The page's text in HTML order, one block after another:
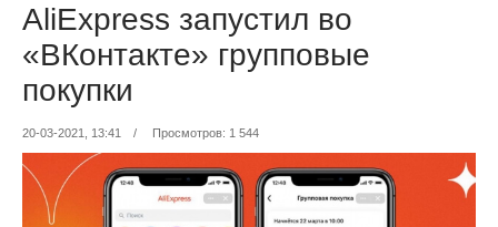
AliExpress запустил во
«ВКонтакте» групповые
покупки
20-03-2021, 13:41 / Просмотров: 1 544